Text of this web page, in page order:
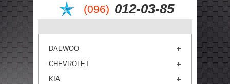
(096) 012-03-85
DAEWOO
CHEVROLET
KIA